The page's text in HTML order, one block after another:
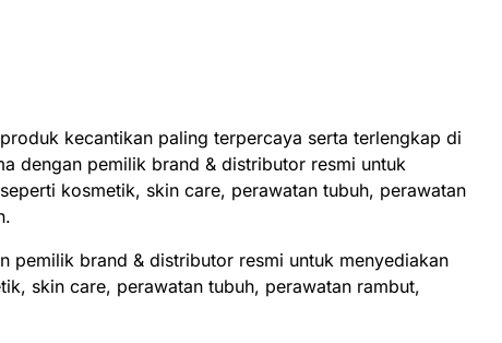
kecantikan paling terpercaya serta terlengkap di
dengan pemilik brand & distributor resmi untuk
kosmetik, skin care, perawatan tubuh, perawatan
pemilik brand & distributor resmi untuk menyediakan
skin care, perawatan tubuh, perawatan rambut,